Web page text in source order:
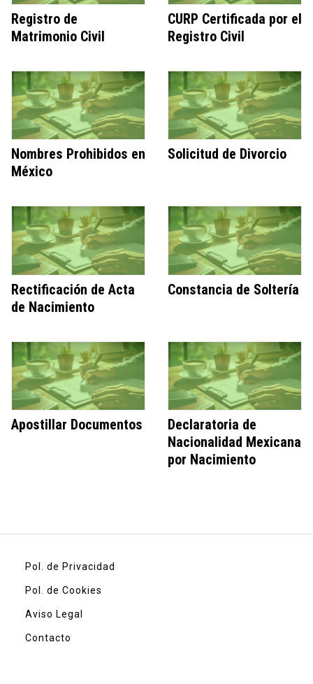
Registro de
Matrimonio Civil
CURP Certificada por el
Registro Civil
Nombres Prohibidos en
México
Solicitud de Divorcio
Rectificación de Acta
de Nacimiento
Constancia de Soltería
Apostillar Documentos
Declaratoria de
Nacionalidad Mexicana
por Nacimiento
Pol. de Privacidad
Pol. de Cookies
Aviso Legal
Contacto